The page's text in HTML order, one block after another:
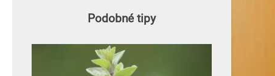
Podobné tipy